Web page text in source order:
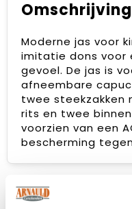
Omschrijving
Moderne jas voor
imitatie dons voor
gevoel. De jas is
afneembare
twee steekzakken
rits en twee
voorzien van een
bescherming